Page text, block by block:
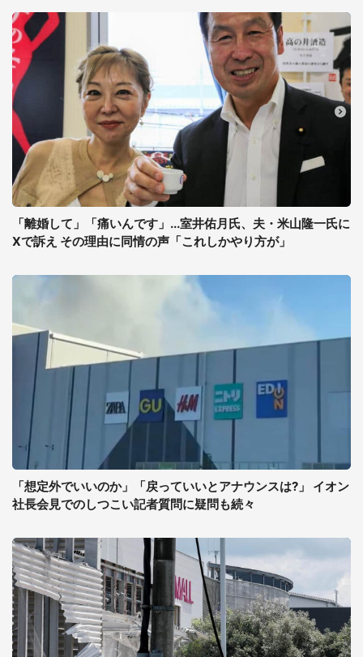
「離婚して」「痛いんです」...室井佑月氏、夫・米山隆一氏に
Xで訴え その理由に同情の声「これしかやり方が」
「想定外でいいのか」「戻っていいとアナウンスは?」 イオン
社長会見でのしつこい記者質問に疑問も続々